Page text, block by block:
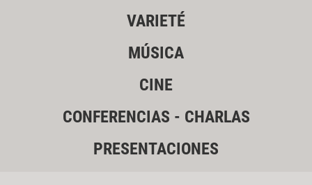
VARIETÉ
MÚSICA
CINE
CONFERENCIAS - CHARLAS
PRESENTACIONES